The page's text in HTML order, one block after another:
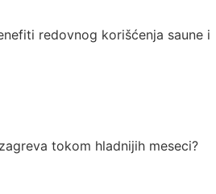
redovnog korišćenja saune i
tokom hladnijih meseci?